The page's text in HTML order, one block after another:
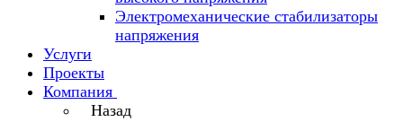
Электромеханические стабилизаторы
напряжения
Услуги
Проекты
Компания
Назад